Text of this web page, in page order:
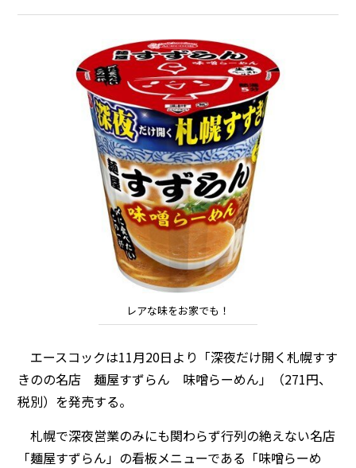
レアな味をお家でも！
エースコックは11月20日より「深夜だけ開く札幌すす
きのの名店 麺屋すずらん 味噌らーめん」（271円、
税別）を発売する。
札幌で深夜営業のみにも関わらず行列の絶えない名店
「麺屋すずらん」の看板メニューである「味噌らーめ